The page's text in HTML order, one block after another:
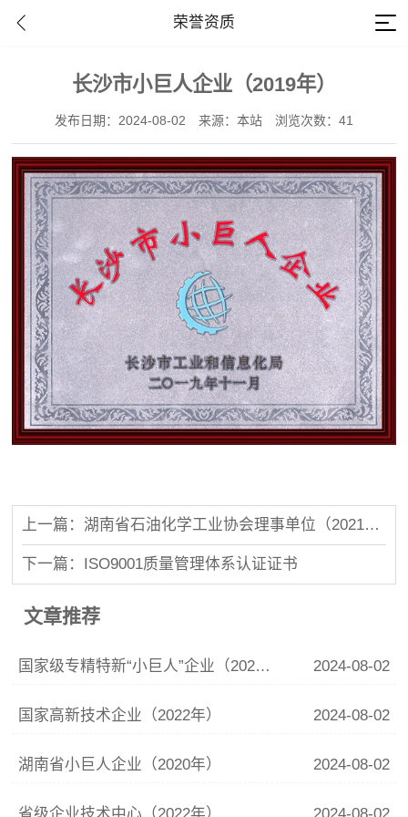
荣誉资质
长沙市小巨人企业（2019年）
发布日期：2024-08-02 来源：本站 浏览次数：41
上一篇：湖南省石油化学工业协会理事单位（2021年）
下一篇：ISO9001质量管理体系认证证书
文章推荐
国家级专精特新“小巨人”企业（2022-2025年） 2024-08-02
国家高新技术企业（2022年） 2024-08-02
湖南省小巨人企业（2020年） 2024-08-02